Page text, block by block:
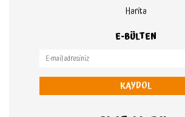
Harita
E-BÜLTEN
KAYDOL